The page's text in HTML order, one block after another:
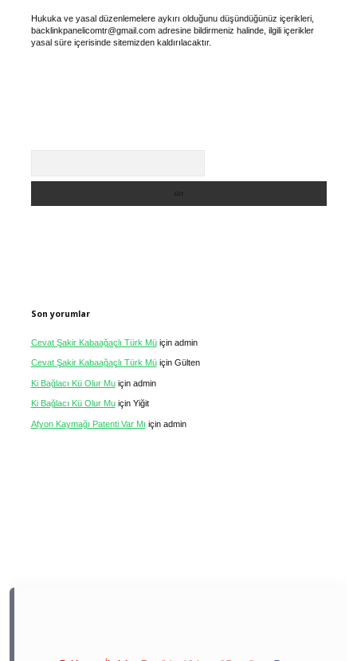
Hukuka ve yasal düzenlemelere aykırı olduğunu düşündüğünüz içerikleri,
backlinkpanelicomtr@gmail.comadresine bildirmeniz halinde, ilgili içerikler
yasal süre içerisinde sitemizden kaldırılacaktır.
Son yorumlar
Cevat Şakir Kabaağaçlı Türk Müiçin admin
Cevat Şakir Kabaağaçlı Türk Müiçin Gülten
Ki Bağlacı Kü Olur Muiçin admin
Ki Bağlacı Kü Olur Muiçin Yiğit
Afyon Kaymağı Patenti Var Mı için admin